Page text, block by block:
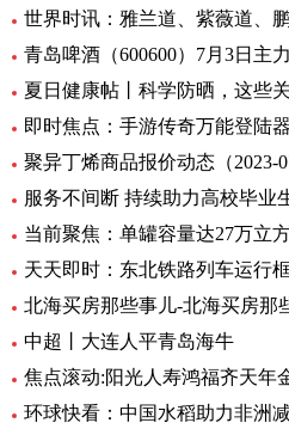
世界时讯：雅兰道、紫薇道、
青岛啤酒（600600）7月3日主
聚异丁烯商品报价动态（2023-
服务不间断 持续助力高校毕业
北海买房那些事儿-北海买房那
中超丨大连人平青岛海牛
焦点滚动:阳光人寿鸿福齐天年
环球快看：中国水稻助力非洲